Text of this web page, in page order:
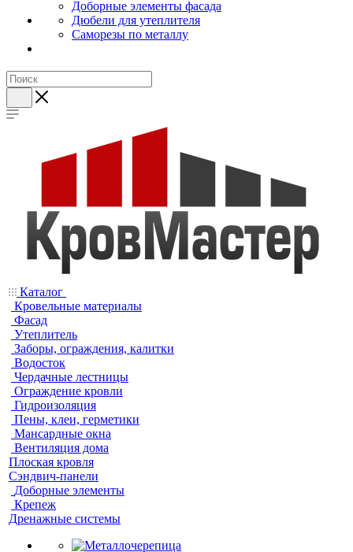
Доборные элементы фасада
Дюбели для утеплителя
Саморезы по металлу
Каталог
Кровельные материалы
Фасад
Утеплитель
Заборы, ограждения, калитки
Водосток
Чердачные лестницы
Ограждение кровли
Гидроизоляция
Пены, клеи, герметики
Мансардные окна
Вентиляция дома
Плоская кровля
Сэндвич-панели
Доборные элементы
Крепеж
Дренажные системы